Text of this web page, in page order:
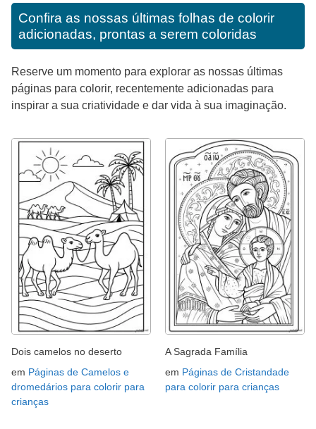
Confira as nossas últimas folhas de colorir
adicionadas, prontas a serem coloridas
Reserve um momento para explorar as nossas últimas
páginas para colorir, recentemente adicionadas para
inspirar a sua criatividade e dar vida à sua imaginação.
Dois camelos no deserto
em Páginas de Camelos e
dromedários para colorir para
crianças
A Sagrada Família
em Páginas de Cristandade
para colorir para crianças